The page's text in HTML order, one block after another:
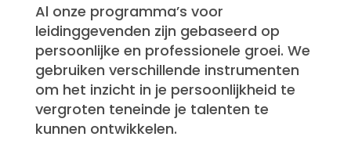
Al onze programma’s voor
leidinggevenden zijn gebaseerd op
persoonlijke en professionele groei. We
gebruiken verschillende instrumenten
om het inzicht in je persoonlijkheid te
vergroten teneinde je talenten te
kunnen ontwikkelen.